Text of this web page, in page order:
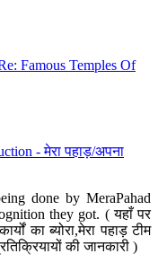
Famous Temples Of
- मेरा पहाड़/अपना
done by MeraPahad
they got. ( यहाँ पर
का ब्योरा,मेरा पहाड़ टीम
की जानकारी )